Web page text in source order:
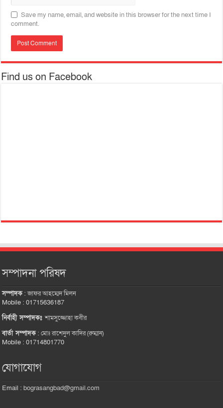
Save my name, email, and website in this browser for the next time I
comment.
Find us on Facebook
সম্পাদনা পরিষদ
সম্পাদক:জাফর আহম্মেদ মিলন
Mobile : 01715636187
নির্বাহী সম্পাদকঃশামসুজ্জোহা কবীর
বার্তা সম্পাদক:মোঃ রাশেদুল কাদির (রুম্মান)
Mobile : 01714801770
যোগাযোগ
Email :bograsangbad@gmail.com